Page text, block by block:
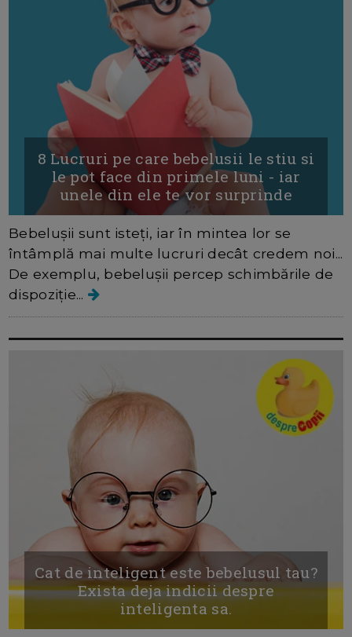
8 Lucruri pe care bebelusii le stiu si
le pot face din primele luni - iar
unele din ele te vor surprinde
Bebelușii sunt isteți, iar în mintea lor se
întâmplă mai multe lucruri decât credem noi...
De exemplu, bebelușii percep schimbările de
dispoziție...
Cat de inteligent este bebelusul tau?
Exista deja indicii despre
inteligenta sa.